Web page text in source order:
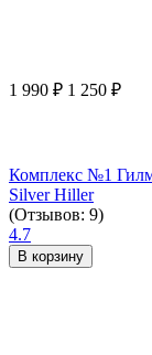
1 990 ₽ 1 250 ₽
Комплекс №1
Silver Hiller
(Отзывов: 9)
4.7
В корзину